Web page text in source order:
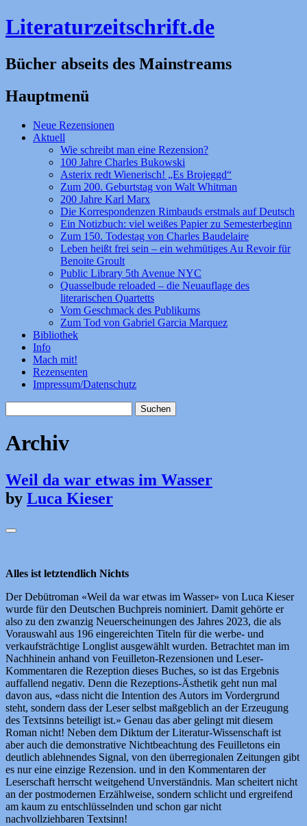
Literaturzeitschrift.de
Bücher abseits des Mainstreams
Hauptmenü
Zum
Inhalt
Neue Rezensionen
Aktuell
Wie schreibt man eine Rezension?
100 Jahre Charles Bukowski
Asterix redt Wienerisch! „Es Brojeggd“
Zum 200. Geburtstag von Walt Whitman
200 Jahre Karl Marx
Die Korrespondenzen Rimbauds erstmals auf Deutsch
Ein Notizbuch: viel weißes Papier zu Semesterbeginn
Zum 150. Todestag von Charles Baudelaire
Leben heißt frei sein – ein wehmütiges Au Revoir für
Benoite Groult
Public Library 5th Avenue NYC
Quasselbude reloaded – die Neuauflage des
literarischen Quartetts
Vom Geschmack des Publikums
Zum Tod von Gabriel Garcia Marquez
Bibliothek
Info
Mach mit!
Rezensenten
Impressum/Datenschutz
nach:
Archiv
Weil da war etwas im Wasser
by Luca Kieser
Alles ist letztendlich Nichts
Der Debütroman «Weil da war etwas im Wasser» von Luca Kieser
wurde für den Deutschen Buchpreis nominiert. Damit gehörte er
also zu den zwanzig Neuerscheinungen des Jahres 2023, die als
Vorauswahl aus 196 eingereichten Titeln für die werbe- und
verkaufsträchtige Longlist ausgewählt wurden. Betrachtet man im
Nachhinein anhand von Feuilleton-Rezensionen und Leser-
Kommentaren die Rezeption dieses Buches, so ist das Ergebnis
auffallend negativ. Denn die Rezeptions-Ästhetik geht nun mal
davon aus, «dass nicht die Intention des Autors im Vordergrund
steht, sondern dass der Leser selbst maßgeblich an der Erzeugung
des Textsinns beteiligt ist.» Genau das aber gelingt mit diesem
Roman nicht! Neben dem Diktum der Literatur-Wissenschaft ist
aber auch die demonstrative Nichtbeachtung des Feuilletons ein
deutlich ablehnendes Signal, von den überregionalen Zeitungen gibt
es nur eine einzige Rezension. und in den Kommentaren der
Leserschaft herrscht weitgehend Unverständnis. Man scheitert nicht
an der postmodernen Erzählweise, sondern schlicht und ergreifend
am kaum zu entschlüsselnden und schon gar nicht
nachvollziehbaren Textsinn!